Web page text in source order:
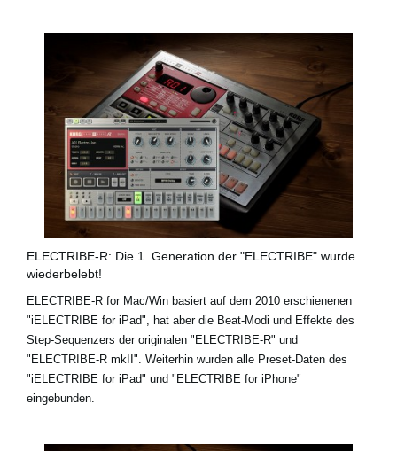
ELECTRIBE-R: Die 1. Generation der "ELECTRIBE" wurde
wiederbelebt!
ELECTRIBE-R for Mac/Win basiert auf dem 2010 erschienenen
"iELECTRIBE for iPad", hat aber die Beat-Modi und Effekte des
Step-Sequenzers der originalen "ELECTRIBE-R" und
"ELECTRIBE-R mkII". Weiterhin wurden alle Preset-Daten des
"iELECTRIBE for iPad" und "ELECTRIBE for iPhone"
eingebunden.